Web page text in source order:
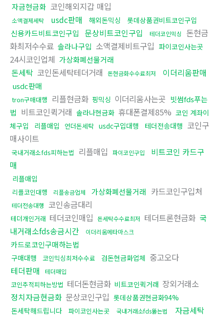
자금현금화 코인해외지갑 매입
소액결제세탁 usdc판매 해외돈믹싱 롯데상품권비트코인구입
신용카드비트코인구입 문상비트코인구입 테더코인믹싱
돈현금
화최저수수료 솔라나구입 소액결제비트구입 파이코인사는곳
24시코인업체 가상화폐선물거래
돈세탁 코인돈세탁테더거래 돈현금화수수료최저 이더리움판매
usdc판매
tron구매대행 리플현금화 핑믹싱 이더리움사는곳 빗썸fds푸는
법 비트코인퀵거래 솔라나현금화 휴대폰결제85% 코인 계좌이
체구입
리플매입 언더돈세탁 usdc구입대행 테더전송대행 코인구
매사이트
국내거래소fds피하는법 리플매입 파이코인구입
비트코인 카드구
매
리플매입
리플코인대행 리플송금업체 가상화폐선물거래 카드코인구입처
테더전송대행 코인송금대리
테더개인거래 테더코인매입 돈세탁수수료최저 테더트론현금화 국
내거래소fds송금시간
이더리움메타마스크
카드로코인구매하는법
구매대행 코인믹싱최저수수료 검돈현금화업체 중고오다
테더판매
테더매입
코인추적피하는방법 테더돈현금화 비트코인퀵거래 장외거래소
정치자금현금화 문상코인구입 롯데상품권현금화94%
돈세탁해드립니다
파이코인사는곳 국내거래소fds뚫는법
자금세탁